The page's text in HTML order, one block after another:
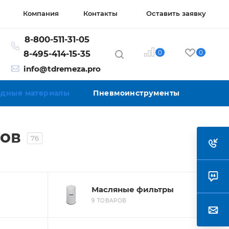
Компания Контакты Оставить заявку
8-800-511-31-05
8-495-414-15-35
info@tdremeza.pro
0 0
материалы Пневмоинструменты
76
Масляные фильтры
9 ТОВАРОВ